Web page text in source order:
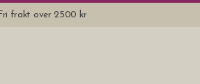
frakt over 2500 kr